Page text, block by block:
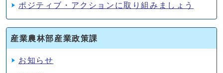
ポジティブ・アクションに取り組みましょう
産業農林部産業政策課
お知らせ